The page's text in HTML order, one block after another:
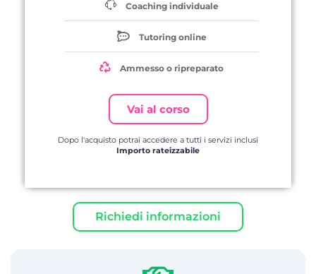
Coaching individuale
Tutoring online
Ammesso o ripreparato
Vai al corso
Dopo l'acquisto potrai accedere a tutti i servizi inclusi
Importo rateizzabile
Richiedi informazioni